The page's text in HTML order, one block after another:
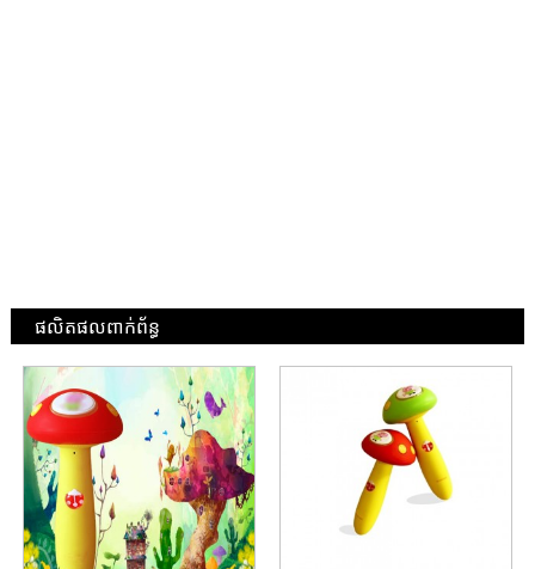
ផលិតផលពាក់ព័ន្ធ